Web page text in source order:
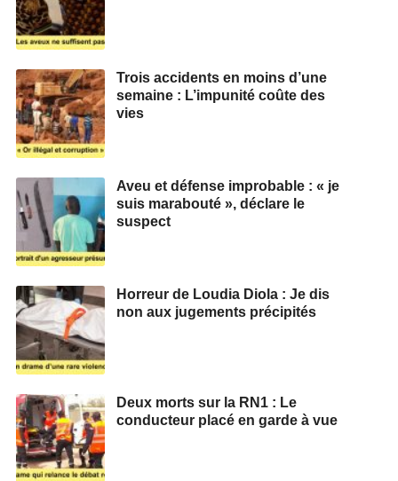
Trois accidents en moins d’une
semaine : L’impunité coûte des
vies
Aveu et défense improbable : « je
suis marabouté », déclare le
suspect
Horreur de Loudia Diola : Je dis
non aux jugements précipités
Deux morts sur la RN1 : Le
conducteur placé en garde à vue